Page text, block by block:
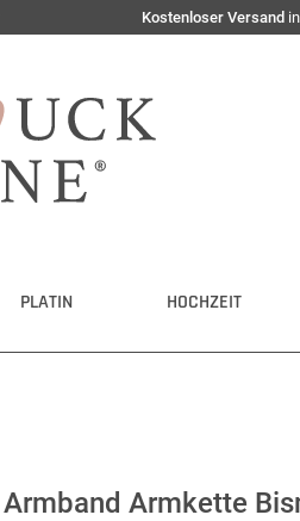
Kostenloser Versand
PLATIN HOCHZEIT
Armband Armkette